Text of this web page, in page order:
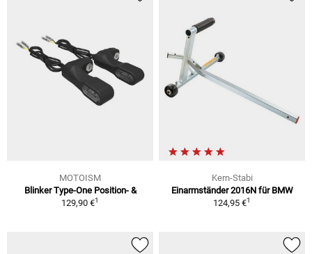
MOTOISM
Blinker Type-One Position- &
129,90 €1
Kern-Stabi
Einarmständer 2016N für BMW
124,95 €1